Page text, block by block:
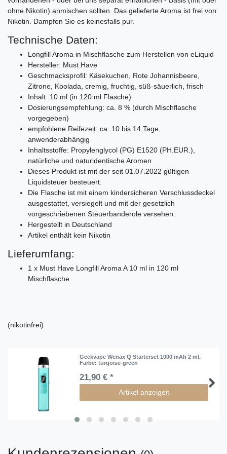
ohne Nikotin) anmischen sollten. Das gelieferte Aroma ist frei von
Nikotin. Dampfen Sie es keinesfalls pur.
Technische Daten:
Longfill Aroma in Mischflasche zum Herstellen von eLiquid
Hersteller: Must Have
Geschmacksprofil: Käsekuchen, Rote Johannisbeere,
Zitrone, Koolada, cremig, fruchtig, süß-säuerlich, frisch
Inhalt: 10 ml (in 120 ml Flasche)
Dosierungsempfehlung: ca. 8 % (durch Mischflasche
vorgegeben)
empfohlene Reifezeit: ca. 10 bis 14 Tage,
anwenderabhängig
Inhaltsstoffe: Propylenglycol (PG) E1520 (PH.EUR.),
natürliche und naturidentische Aromen
Dieses Produkt ist mit der seit 01.07.2022 gültigen
Liquidsteuer besteuert.
Die Flasche ist mit einem kindersicheren Verschlussdeckel
ausgestattet, versiegelt und mit der gesetzlich
vorgeschriebenen Steuerbanderole versehen.
Hergestellt in Deutschland
Artikel enthält kein Nikotin
Lieferumfang:
1 x Must Have Longfill Aroma A 10 ml in 120 ml
Mischflasche
(nikotinfrei)
Geekvape Wenax Q Starterset 1000 mAh 2 ml,
Farbe: turqoise-green
21,90 € *
Artikel anzeigen